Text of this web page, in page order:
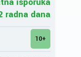
radna dana
10+